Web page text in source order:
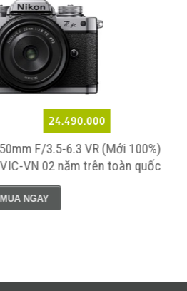
30.490.000
& 50-250mm (Mới 100%)
VIC-VN 02 năm toàn quốc
MUA NGAY